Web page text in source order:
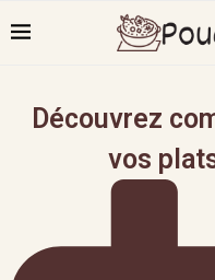
Découvrez
vos